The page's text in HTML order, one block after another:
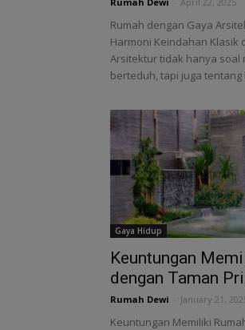
Rumah dengan Gaya
Harmoni Keindahan Klasik
Arsitektur tidak hanya soal
berteduh, tapi juga tentang
Gaya Hidup
Keuntungan
dengan Taman
Rumah Dewi January 21,
Keuntungan Memiliki